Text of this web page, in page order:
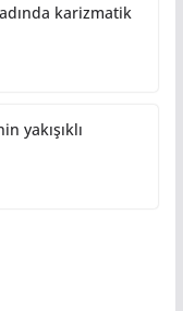
karizmatik
yakışıklı